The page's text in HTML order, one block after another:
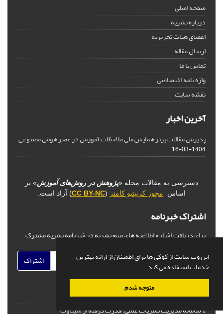
این وب سایت از کوکی ها برای اطمینان از ارائه بهترین
خدمات استفاده می کند.
متوجه شدم
صفحه اصلی
درباره نشریه
اعضای هیات تحریریه
ارسال مقاله
تماس با ما
واژه نامه اختصاصی
نقشه سایت
آخرین اخبار
پذیرش مقالات برتر همایش ملی ملاحظات آموزش در عصر هوش مصنوعی
1404-03-16
دسترسی به مقالات مجله «پژوهش در روش‌های آموزش» بر
اساس مجوز کرییتیو کامنز (
CC BY-NC) آزاد است.
اشتراک خبرنامه
برای دریافت اخبار و اطلاعیه های مهم نشریه در خبرنامه نشریه مشترک
اشتراک
© سامانه مدیریت نشریات علمی.قدرت گرفته ازسیناوب